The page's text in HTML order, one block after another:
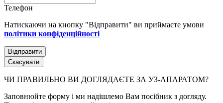
Телефон
Натискаючи на кнопку "Відправити" ви приймаєте умови
політики конфіденційності
Скасувати
ЧИ ПРАВИЛЬНО ВИ ДОГЛЯДАЄТЕ ЗА УЗ-АПАРАТОМ?
Заповнюйте форму і ми надішлемо Вам посібник з догляду.